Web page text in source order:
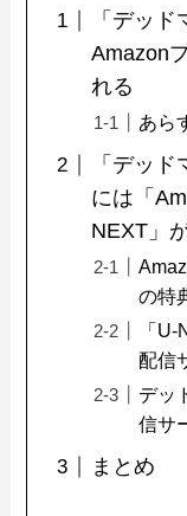
「デッ
Amazon
れる
あら
「デッ
には「
NEXT」
の特
「
配信
デッ
信サ
まとめ